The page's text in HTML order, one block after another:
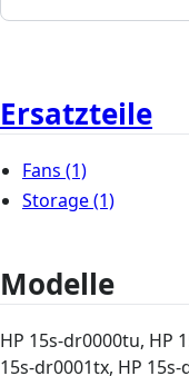
Ersatzteile
Fans (1)
Storage(1)
Modelle
HP 15s-dr0000tu, HP
15s-dr0001tx, HP